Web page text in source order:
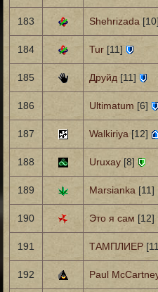
183 Shehrizada [10]
184 Tur [11]
185 Друйд [11]
186 Ultimatum [6]
187 Walkiriya [12]
188 Uruxay [8]
189 Marsianka [11]
190 Это я сам [12]
191 ТАМПЛИЕР
192 Paul